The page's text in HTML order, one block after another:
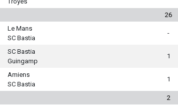
26
Le Mans
SC Bastia
-
SC Bastia
Guingamp
1
Amiens
SC Bastia
1
2